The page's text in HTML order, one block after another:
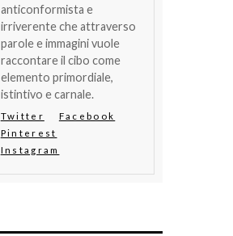
anticonformista e
irriverente che attraverso
parole e immagini vuole
raccontare il cibo come
elemento primordiale,
istintivo e carnale.
Twitter
Facebook
Pinterest
Instagram